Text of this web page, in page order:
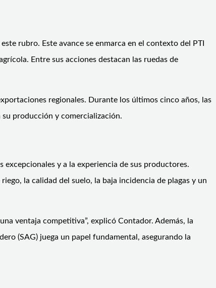
rubro. Este avance se enmarca en el contexto del PTI
Entre sus acciones destacan las ruedas de
regionales. Durante los últimos cinco años, las
producción y comercialización.
y a la experiencia de sus productores.
la calidad del suelo, la baja incidencia de plagas y un
ventaja competitiva”, explicó Contador. Además, la
(SAG) juega un papel fundamental, asegurando la